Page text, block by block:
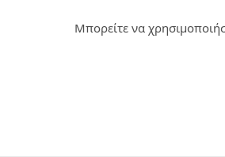
Μπορείτε να